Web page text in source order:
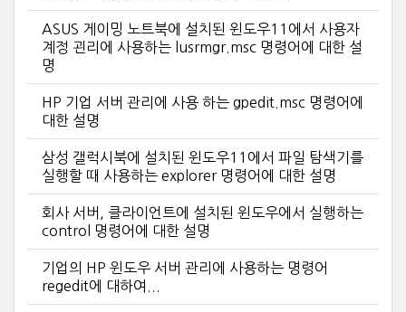
ASUS 게이밍 노트북에 설치된 윈도우11에서 사용자
계정 괸리에 사용하는 lusrmgr.msc 명령어에 대한 설
명
HP 기업 서버 관리에 사용 하는 gpedit.msc 명령어에
대한 설명
삼성 갤럭시북에 설치된 윈도우11에서 파일 탐색기를
실행할 때 사용하는 explorer 명령어에 대한 설명
회사 서버, 클라이언트에 설치된 윈도우에서 실행하는
control 명령어에 대한 설명
기업의 HP 윈도우 서버 관리에 사용하는 명령어
regedit에 대하여...